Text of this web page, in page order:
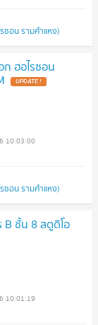
ซอน รามคำแหง)
ฮอไรซอน
10:03:00
ซอน รามคำแหง)
B ชั้น 8 สตูดิโอ
10:01:19